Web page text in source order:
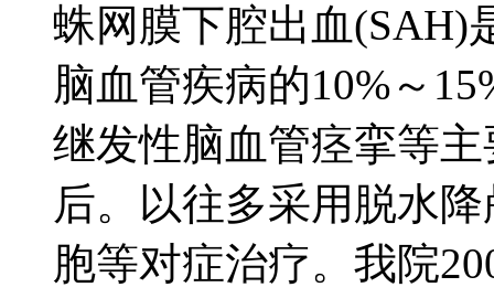
蛛网膜下腔出血(SAH)
脑血管疾病的10%～
继发性脑血管痉挛等
后。以往多采用脱水
胞等对症治疗。我院